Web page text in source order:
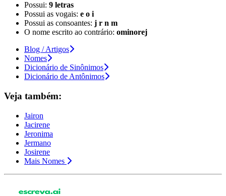
Possui: 9 letras
Possui as vogais: e o i
Possui as consoantes: j r n m
O nome escrito ao contrário: ominorej
Blog / Artigos
Nomes
Dicionário de Sinônimos
Dicionário de Antônimos
Veja também:
Jairon
Jacirene
Jeronima
Jermano
Josirene
Mais Nomes